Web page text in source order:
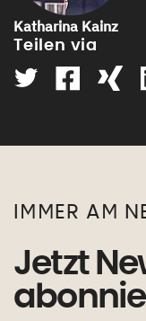
Katharina Kainz
Teilen via
neues Fenster
neues
IMMER AM
Jetzt